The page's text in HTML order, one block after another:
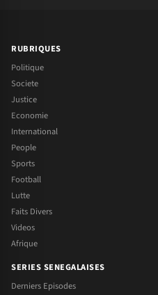
RUBRIQUES
Politique
Societe
Justice
Economie
International
People
Sports
Football
Lutte
Faits Divers
Videos
Afrique
SERIES SENEGALAISES
Derniers Episodes